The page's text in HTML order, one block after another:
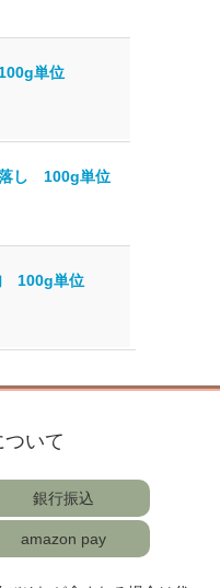
単位
し 100g単位
100g単位
いて
銀行振込
amazon pay